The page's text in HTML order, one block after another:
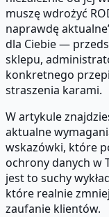
muszę wdrożyć
naprawdę
dla Ciebie —
sklepu,
konkretnego
straszenia karami.
W artykule
aktualne
wskazówki, które
ochrony danych w
jest to suchy
które realnie
zaufanie klientów.